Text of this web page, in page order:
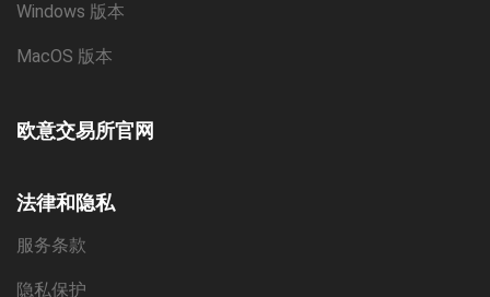
Windows 版本
MacOS 版本
欧意交易所官网
法律和隐私
服务条款
隐私保护